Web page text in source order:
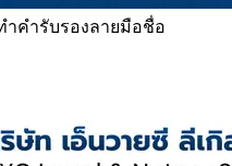
ำคำรับรองลายมือชื่อ